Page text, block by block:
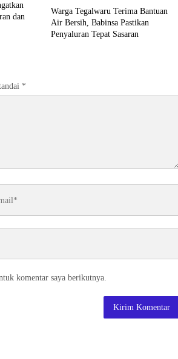
dan
Warga Tegalwaru Terima Bantuan
Air Bersih, Babinsa Pastikan
Penyaluran Tepat Sasaran
*
komentar saya berikutnya.